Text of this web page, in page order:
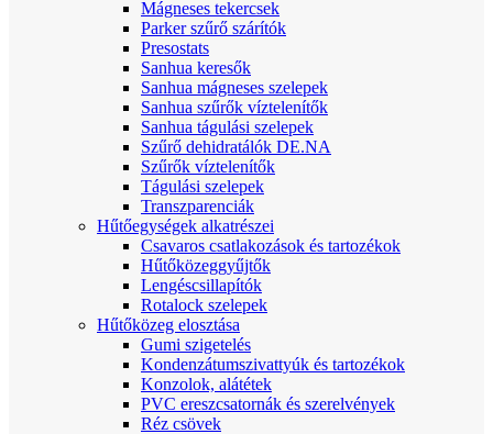
Mágneses tekercsek
Parker szűrő szárítók
Presostats
Sanhua keresők
Sanhua mágneses szelepek
Sanhua szűrők víztelenítők
Sanhua tágulási szelepek
Szűrő dehidratálók DE.NA
Szűrők víztelenítők
Tágulási szelepek
Transzparenciák
Hűtőegységek alkatrészei
Csavaros csatlakozások és tartozékok
Hűtőközeggyűjtők
Lengéscsillapítók
Rotalock szelepek
Hűtőközeg elosztása
Gumi szigetelés
Kondenzátumszivattyúk és tartozékok
Konzolok, alátétek
PVC ereszcsatornák és szerelvények
Réz csövek